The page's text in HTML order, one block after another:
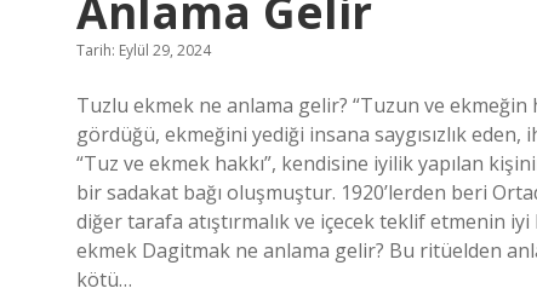
Tarih: Eylül 29, 2024
Tuzlu ekmek ne anlama gelir? “Tuzun ve ekmeğin
gördüğü, ekmeğini yediği insana saygısızlık
“Tuz ve ekmek hakkı”, kendisine iyilik yapılan
bir sadakat bağı oluşmuştur. 1920’lerden beri
diğer tarafa atıştırmalık ve içecek teklif etmenin
ekmek Dagitmak ne anlama gelir? Bu ritüelden
kötü…